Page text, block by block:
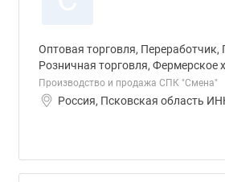
Оптовая торговля, Переработчик,
Розничная торговля, Фермерское
Производство и продажа СПК "Смена"
Россия, Псковская область